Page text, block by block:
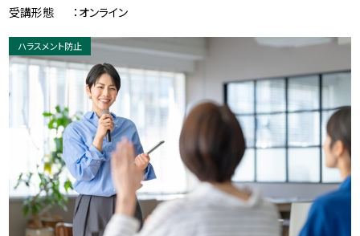
ハラスメント防止
受講形態
：オンライン